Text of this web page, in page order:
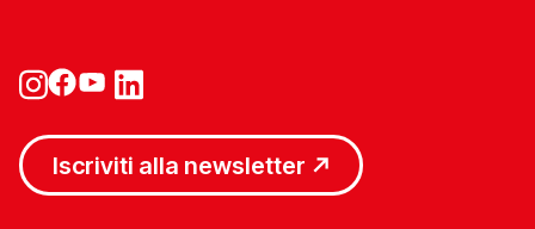
Iscriviti alla newsletter